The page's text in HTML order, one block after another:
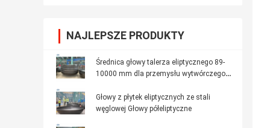
NAJLEPSZE PRODUKTY
Średnica głowy talerza eliptycznego 89-
10000 mm dla przemysłu wytwórczego
Głowy z płytek eliptycznych ze stali
węglowej Głowy półeliptyczne